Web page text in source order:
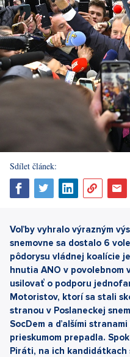
Sdílet článek:
Voľby vyhralo výrazným
snemovne sa dostalo 6
pôdorysu vládnej koalície
hnutia ANO v povolebnom
usilovať o podporu
Motoristov, ktorí sa stali
stranou v Poslaneckej
SocDem a ďalšími
prieskumom prepadla.
Piráti, na ich kandidátkach